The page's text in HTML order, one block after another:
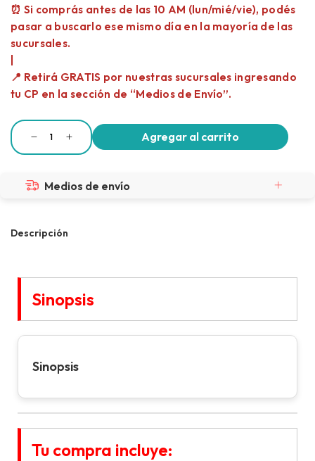
Medios de envío
Descripción
Sinopsis
Sinopsis
Tu compra incluye: